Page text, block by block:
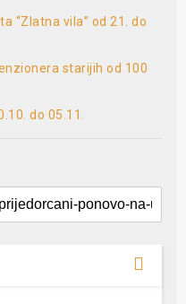
“Zlatna vila” od 21. do
starijih od 100
do 05.11.